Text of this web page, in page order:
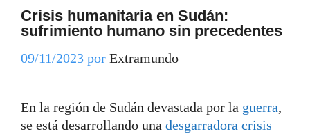
Crisis humanitaria en Sudán:
sufrimiento humano sin precedentes
09/11/2023 por Extramundo
En la región de Sudán devastada por la guerra,
se está desarrollando una desgarradora crisis